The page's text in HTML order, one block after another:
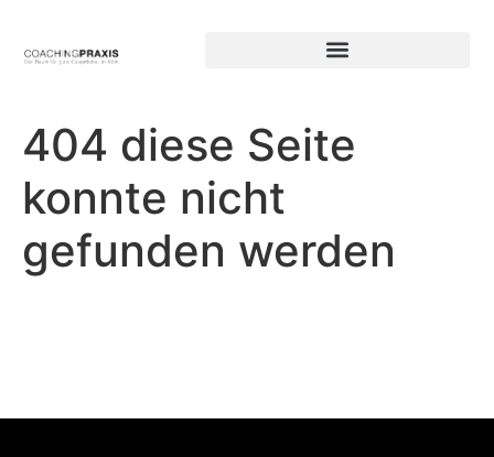
404 diese Seite
konnte nicht
gefunden werden